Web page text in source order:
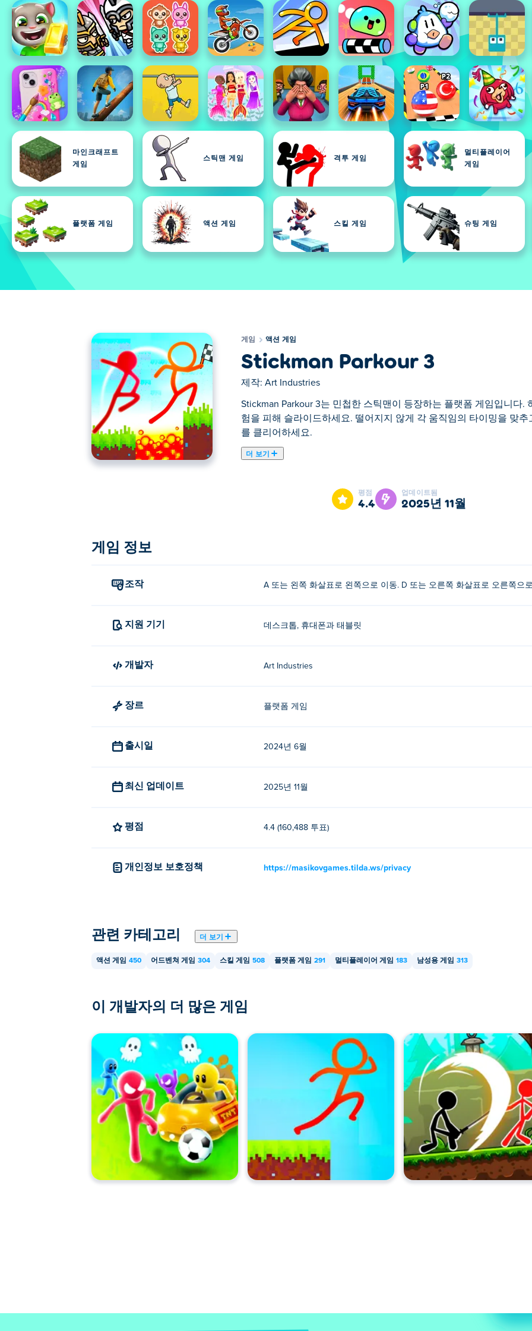
마인크래프트
게임
스틱맨 게임 격투 게임
멀티플레이어
게임
플랫폼 게임 액션 게임 스킬 게임 슈팅 게임
게임 액션 게임
Stickman Parkour 3
제작: Art Industries
Stickman Parkour 3는 민첩한 스틱맨이 등장하는 플랫폼 게임입니다.
험을 피해 슬라이드하세요. 떨어지지 않게 각 움직임의 타이밍을 맞
를 클리어하세요.
더 보기
Stickman Parkour 3는 스틱맨 세계의 흥미진진한 모험으로 여러분을 초대하는 액션 게임입니다! 달리기,
시오. 친구에게 도전하고 싶나요? 온라인에서 액션을 취하고 스릴 넘치는 PvP 경기에서 경쟁하여 누가 최
동 모드에서 팀을 이루어 함께 장애물을 극복하세요. 친구들과 함께 달리고 도약할 준비를 하세요!
오른쪽으로 이동: D 또는 오른쪽 키
Stickman Parkour 3는 누가 만들었나요?
Crazy Box,Stickman Parkour 2: Lucky Block, tank-ball-monster-battle, " />, mad-scientist-clicker-idle-crazy-
모바일 장치와 데스크톱에서 Stickman Parkour 3를 플레이할 수 있나요?
친구와 함께 Stickman Parkour 3를 플레이할 수 있나요?
예! Stickman Parkour 3는 싱글 또는 멀티플레이어 게임이므로 친구와 함께 플레이할 수 있습니다!
평점
4.4
업데이트됨
2025년 11월
게임 정보
조작 A 또는 왼쪽 화살표로 왼쪽으로 이동. D 또는 오른쪽 화살표로 오른쪽으
지원 기기 데스크톱, 휴대폰과 태블릿
개발자 Art Industries
장르 플랫폼 게임
출시일 2024년 6월
최신 업데이트 2025년 11월
평점 4.4 (160,488 투표)
개인정보 보호정책 https://masikovgames.tilda.ws/privacy
관련 카테고리 더 보기
액션 게임 450 어드벤쳐 게임 304 스킬 게임 508 플랫폼 게임 291 멀티플레이어 게임 183 남성용 게임 313
이 개발자의 더 많은 게임